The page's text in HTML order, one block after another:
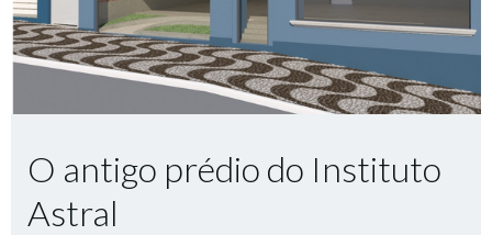
O antigo prédio do Instituto
Astral